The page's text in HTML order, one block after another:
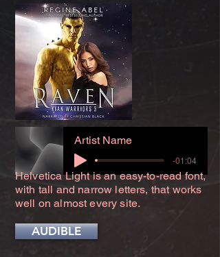
Artist Name
-01:04
Helvetica Light is an easy-to-read font,
with tall and narrow letters, that works
well on almost every site.
AUDIBLE